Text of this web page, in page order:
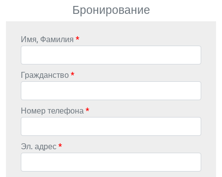
Бронирование
Имя, Фамилия
Гражданство
Номер телефона
Эл. адрес